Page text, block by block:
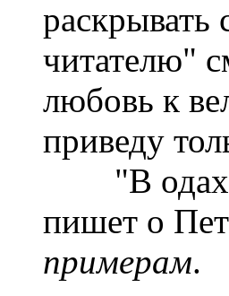
читателю"
любовь к
приведу
"В одах
пишет о
примерам.